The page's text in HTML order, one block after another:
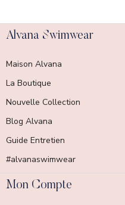
Alvana Swimwear
Maison Alvana
La Boutique
Nouvelle Collection
Blog Alvana
Guide Entretien
#alvanaswimwear
Mon Compte